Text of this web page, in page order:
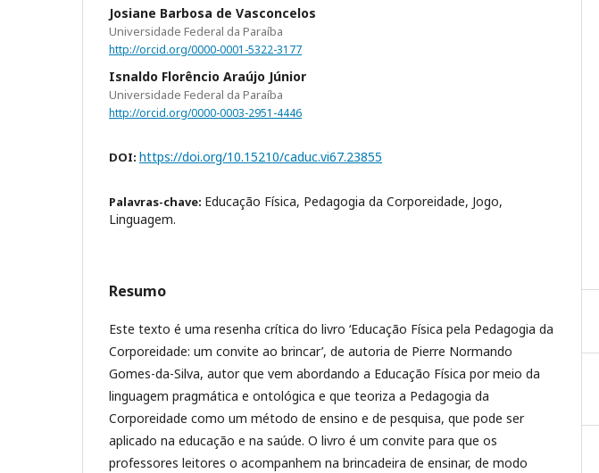
Josiane Barbosa de Vasconcelos
Universidade Federal da Paraíba
http://orcid.org/0000-0001-5322-3177
Isnaldo Florêncio Araújo Júnior
Universidade Federal da Paraíba
http://orcid.org/0000-0003-2951-4446
DOI: https://doi.org/10.15210/caduc.vi67.23855
Palavras-chave: Educação Física, Pedagogia da Corporeidade, Jogo,
Linguagem.
Resumo
Este texto é uma resenha crítica do livro ‘Educação Física pela Pedagogia da
Corporeidade: um convite ao brincar’, de autoria de Pierre Normando
Gomes-da-Silva, autor que vem abordando a Educação Física por meio da
linguagem pragmática e ontológica e que teoriza a Pedagogia da
Corporeidade como um método de ensino e de pesquisa, que pode ser
aplicado na educação e na saúde. O livro é um convite para que os
professores leitores o acompanhem na brincadeira de ensinar, de modo